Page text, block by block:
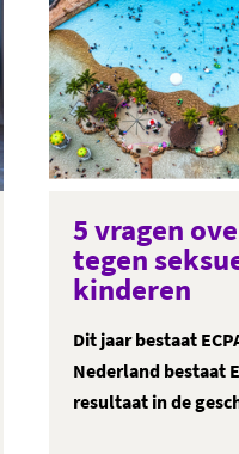
5 vragen
tegen
kinderen
Dit jaar bestaat
Nederland bestaat
resultaat in de